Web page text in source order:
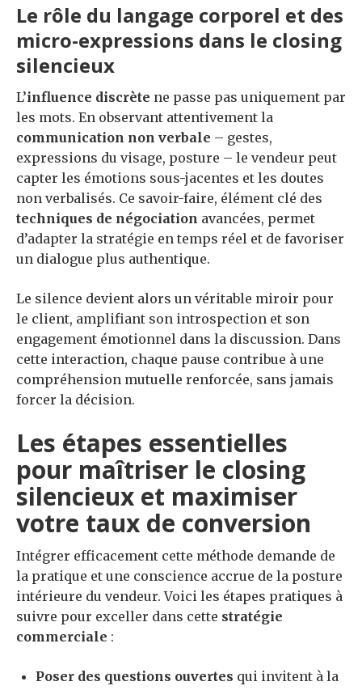
Le rôle du langage corporel et des
micro-expressions dans le closing
silencieux
L’influence discrète ne passe pas uniquement par
les mots. En observant attentivement la
communication non verbale – gestes,
expressions du visage, posture – le vendeur peut
capter les émotions sous-jacentes et les doutes
non verbalisés. Ce savoir-faire, élément clé des
techniques de négociation avancées, permet
d’adapter la stratégie en temps réel et de favoriser
un dialogue plus authentique.
Le silence devient alors un véritable miroir pour
le client, amplifiant son introspection et son
engagement émotionnel dans la discussion. Dans
cette interaction, chaque pause contribue à une
compréhension mutuelle renforcée, sans jamais
forcer la décision.
Les étapes essentielles
pour maîtriser le closing
silencieux et maximiser
votre taux de conversion
Intégrer efficacement cette méthode demande de
la pratique et une conscience accrue de la posture
intérieure du vendeur. Voici les étapes pratiques à
suivre pour exceller dans cette stratégie
commerciale :
Poser des questions ouvertes qui invitent à la